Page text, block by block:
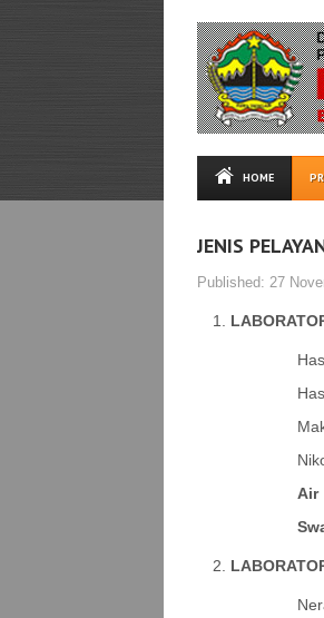
HOME
JENIS
Published: 27
Air